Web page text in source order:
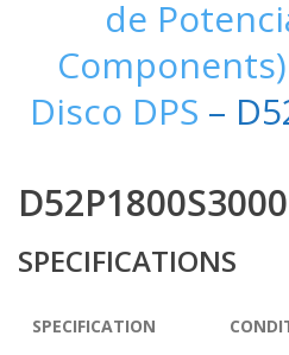
de
Components)
Disco DPS –
D52P1800S3000
SPECIFICATIONS
SPECIFICATION